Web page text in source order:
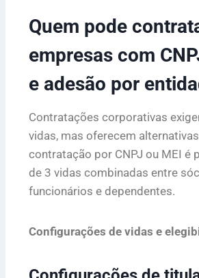
Quem pode
empresas com
e adesão por
Contratações corporativas
vidas, mas oferecem
contratação por CNPJ ou MEI é
de 3 vidas combinadas entre
funcionários e dependentes.
Configurações de vidas e